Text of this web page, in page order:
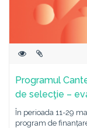
Programul
de selecţie –
În perioada 11-29
program de